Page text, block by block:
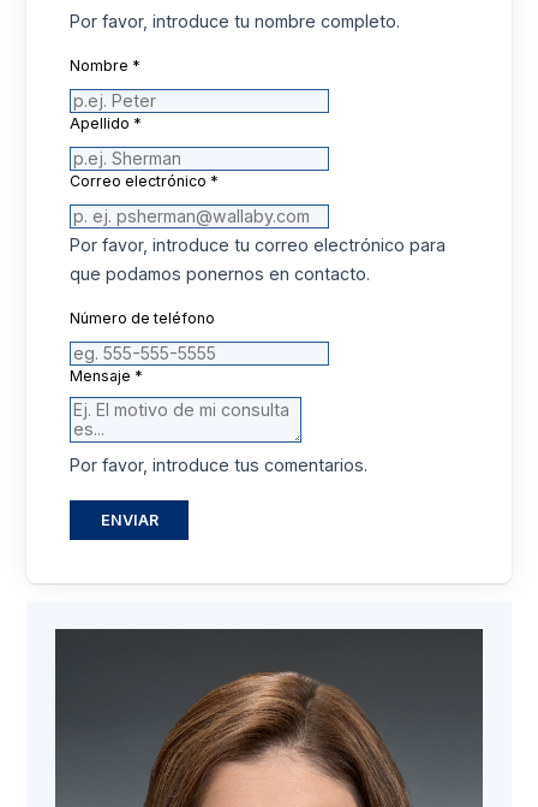
Por favor, introduce tu nombre completo.
Nombre *
Apellido *
Correo electrónico *
Por favor, introduce tu correo electrónico para
que podamos ponernos en contacto.
Número de teléfono
Mensaje *
Por favor, introduce tus comentarios.
ENVIAR